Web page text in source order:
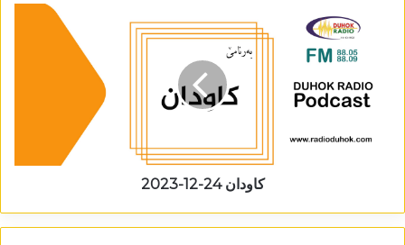
کاودان 24-12-2023